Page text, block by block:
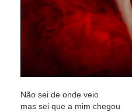
Não sei de onde veio
mas sei que a mim chegou